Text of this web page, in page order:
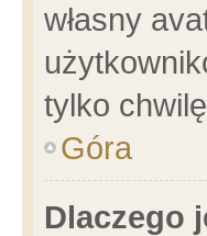
własny
tylko
Góra
Dlaczego